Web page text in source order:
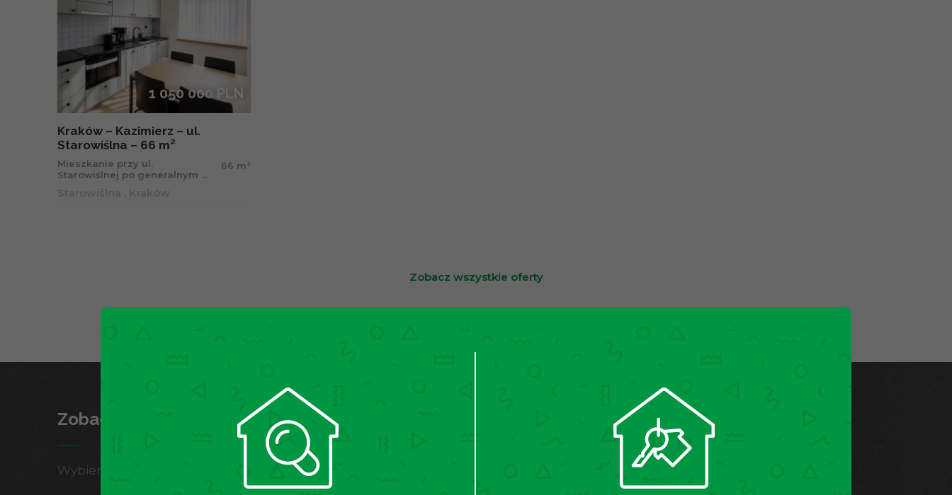
1 050 000 PLN
Kraków – Kazimierz – ul.
Starowiślna – 66 m²
Mieszkanie przy ul.
Starowiślnej po generalnym ...
66 m 2
Zobacz wszystkie oferty
Zobacz województwa
Wybierz wojewódzwto w którym działamy i zobacz aktualne oferty